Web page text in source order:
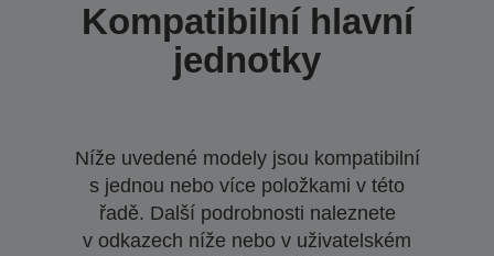
Kompatibilní hlavní
jednotky
Níže uvedené modely jsou kompatibilní
s jednou nebo více položkami v této
řadě. Další podrobnosti naleznete
v odkazech níže nebo v uživatelském